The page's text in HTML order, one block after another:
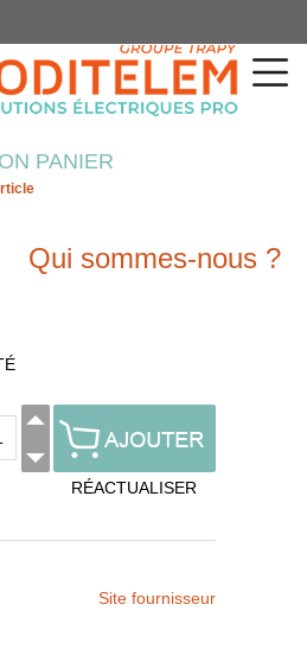
PANIER
Qui sommes-nous ?
RÉACTUALISER
Site fournisseur